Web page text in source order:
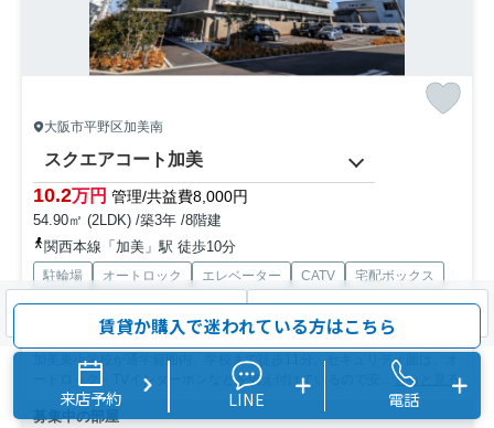
大阪市平野区加美南
スクエアコート加美
10.2万円 管理/共益費8,000円
54.90㎡ (2LDK) /築3年 /8階建
関西本線「加美」駅 徒歩10分
駐輪場 オートロック エレベーター CATV
宅配ボックス
インターネット対応
加美東小学校が通学範囲内、学校まで徒歩11分。セキュリティ面は、オ
ートロック・TVインターホンなどを備え付けているので安... もっと見る
募集中の部屋
検索条件を変更 まとめてお問い合わせ
賃貸か購入で迷われている方はこちら
来店予約 LINE 電話